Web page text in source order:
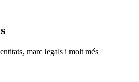
marc legals i molt més